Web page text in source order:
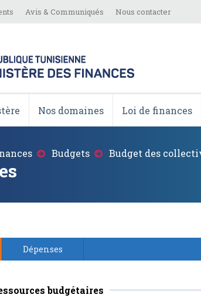
Avis & Communiqués Nous contacter
Nos domaines Loi de finances
Budgets Budget des
Dépenses
budgétaires